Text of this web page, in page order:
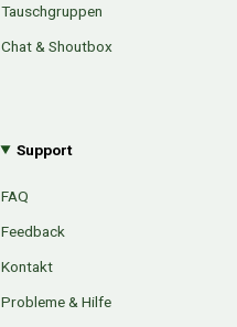
Tauschgruppen
Chat & Shoutbox
Support
FAQ
Feedback
Kontakt
Probleme & Hilfe